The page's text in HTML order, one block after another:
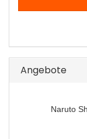
Angebote
Naruto